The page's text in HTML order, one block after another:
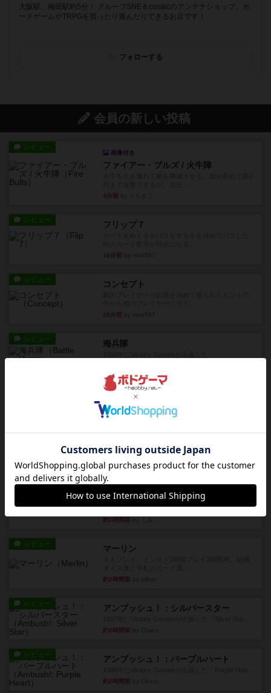
大阪駅、梅田駅約5分！ グループSNE＆cosaicのアンテナショップ。ボ
ードゲームやTRPGを買ったり遊んだりできるお店です！
フォローする
会員の新しい投稿
レビュー
画像付き
ファイアー・ブルズ / 火牛陣
4分前
レビュー フリップ７
16分前
レビュー コンセプト
28分前
レビュー 海兵隊
41分前by Chaco
パーミッド
も多くの猫を飼っているた...
約1時間前by jurong
レビュー
お気に入りのplayte製です。オラパスペースから
やり、気に入りました...
約1時間前
レビュー マーリン
約2時間前
レビュー アンブッシュ！：シルバースター
約2時間前
レビュー アンブッシュ！：パープルハート
約2時間前